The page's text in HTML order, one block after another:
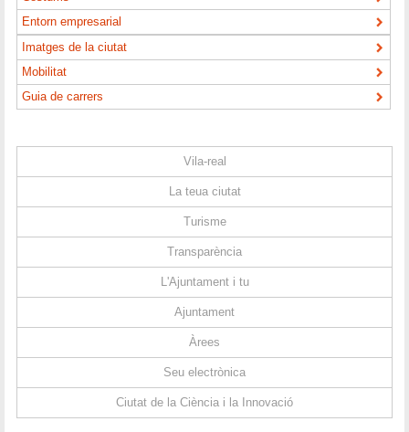
Entorn empresarial
Imatges de la ciutat
Mobilitat
Guia de carrers
Vila-real
La teua ciutat
Turisme
Transparència
L'Ajuntament i tu
Ajuntament
Àrees
Seu electrònica
Ciutat de la Ciència i la Innovació